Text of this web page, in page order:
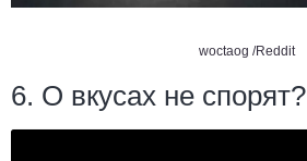
woctaog /Reddit
6. О вкусах не спорят?